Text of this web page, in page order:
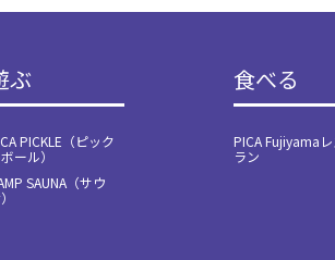
ぶ
PICKLE（ピック
ール）
SAUNA（サウ
食べる
PICA Fujiyamaレ
ラン